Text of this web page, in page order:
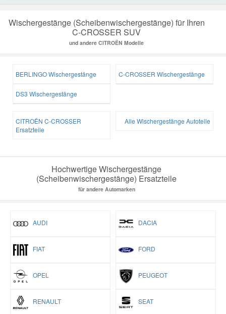
Wischergestänge (Scheibenwischergestänge) für Ihren
C-CROSSER SUV
und andere CITROËN Modelle
BERLINGO Wischergestänge C-CROSSER Wischergestänge
DS3 Wischergestänge
CITROËN C-CROSSER
Ersatzteile
Alle Wischergestänge Autoteile
Hochwertige Wischergestänge
(Scheibenwischergestänge) Ersatzteile
für andere Automarken
AUDI DACIA
FIAT FORD
OPEL PEUGEOT
RENAULT SEAT